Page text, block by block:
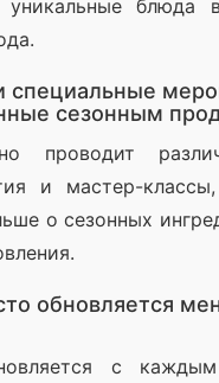
уникальные блюда
специальные
сезонным
проводит
и мастер-
о сезонных
обновляется
с